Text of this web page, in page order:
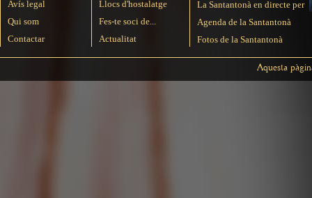
Avís legal
Qui som
Contactar
Llocs d'hostalatge
Fes-te soci de...
Actualitat
La Santantonà en directe per
Agenda de la Santantonà
Fotos de la Santantonà
Aquesta